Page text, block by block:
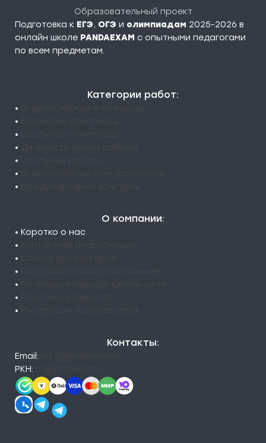
Образовательный проект
Подготовка к ЕГЭ, ОГЭ и олимпиадам 2025-2026 в
онлайн школе PANDAEXAM c опытными педагогами
по всем предметам.
Категории работ:
•
•
•
•
•
•
•
О компании:
• Коротко о нас
•
•
•
•
•
•
Контакты:
Email:
РКН: